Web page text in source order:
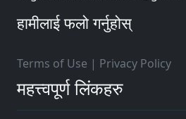
हामीलाई फलो गर्नुहोस्
Terms of Use | Privacy Policy
महत्त्वपूर्ण लिंकहरु